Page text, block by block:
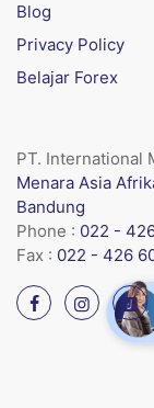
Blog
Privacy Policy
Belajar Forex
PT. International
Menara Asia
Bandung
Phone : 022 -
Fax : 022 - 426